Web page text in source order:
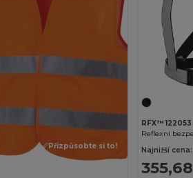
Přizpůsobte si to!
RFX™ 122053
Najnižší cena:
355,68